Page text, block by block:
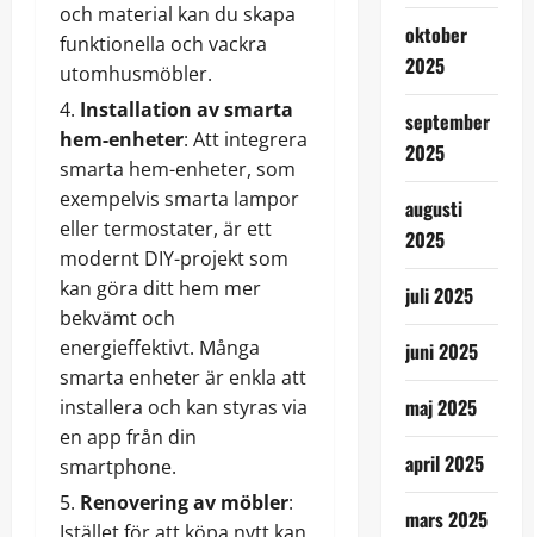
och material kan du skapa
funktionella och vackra
utomhusmöbler.
Installation av smarta
hem-enheter: Att integrera
smarta hem-enheter, som
exempelvis smarta lampor
eller termostater, är ett
modernt DIY-projekt som
kan göra ditt hem mer
bekvämt och
energieffektivt. Många
smarta enheter är enkla att
installera och kan styras via
en app från din
smartphone.
Renovering av möbler:
oktober
2025
september
2025
augusti
2025
juli 2025
juni 2025
maj 2025
april 2025
mars 2025